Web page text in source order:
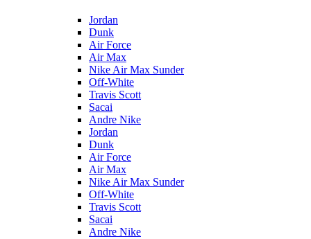
Jordan
Dunk
Air Force
Air Max
Nike Air Max Sunder
Off-White
Travis Scott
Sacai
Andre Nike
Jordan
Dunk
Air Force
Air Max
Nike Air Max Sunder
Off-White
Travis Scott
Sacai
Andre Nike